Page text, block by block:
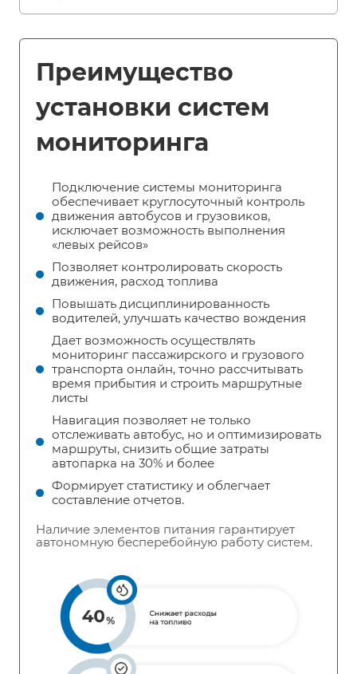
Преимущество
установки систем
мониторинга
Подключение системы мониторинга
обеспечивает круглосуточный контроль
движения автобусов и грузовиков,
исключает возможность выполнения
«левых рейсов»
Позволяет контролировать скорость
движения, расход топлива
Повышать дисциплинированность
водителей, улучшать качество вождения
Дает возможность осуществлять
мониторинг пассажирского и грузового
транспорта онлайн, точно рассчитывать
время прибытия и строить маршрутные
листы
Навигация позволяет не только
отслеживать автобус, но и оптимизировать
маршруты, снизить общие затраты
автопарка на 30% и более
Формирует статистику и облегчает
составление отчетов.
Наличие элементов питания гарантирует
автономную бесперебойную работу систем.